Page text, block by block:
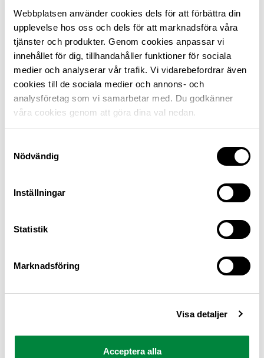
Webbplatsen använder cookies dels för att förbättra din
upplevelse hos oss och dels för att marknadsföra våra
tjänster och produkter. Genom cookies anpassar vi
innehållet för dig, tillhandahåller funktioner för sociala
medier och analyserar vår trafik. Vi vidarebefordrar även
cookies till de sociala medier och annons- och
analysföretag som vi samarbetar med. Du godkänner
våra cookies genom att göra dina val nedan.
Nödvändig
Inställningar
Statistik
Marknadsföring
Visa detaljer
Acceptera alla
SKARABORG 71 29
SKÅNE NORDVÄST 85 15
SKÅNE SYDVÄST
SKÅNE ÖST
STOCKHOLM
SUNDSVALL